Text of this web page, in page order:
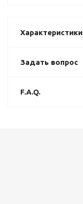
Характеристики
Задать вопрос
F.A.Q.